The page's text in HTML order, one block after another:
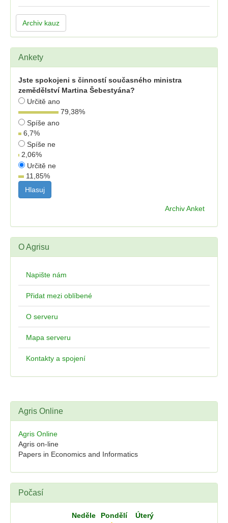
Archiv kauz
Ankety
Jste spokojeni s činností současného ministra
zemědělství Martina Šebestyána?
Určitě ano
79,38%
Spíše ano
6,7%
Spíše ne
2,06%
Určitě ne
11,85%
Archiv Anket
O Agrisu
Napište nám
Přidat mezi oblíbené
O serveru
Mapa serveru
Kontakty a spojení
Agris Online
Agris Online
Agris on-line
Papers in Economics and Informatics
Počasí
Neděle Pondělí Úterý